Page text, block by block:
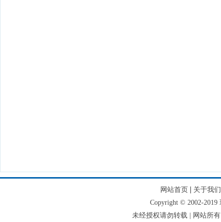
网站首页| 关于我们
Copyright © 2002-2019
未经授权请勿转载 | 网站所